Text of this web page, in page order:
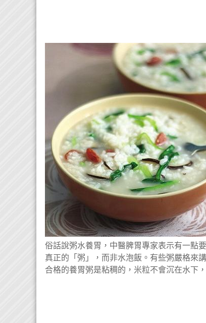
俗話說粥水養胃， 中醫脾胃專家表示有一點
真正的「粥」，而非水泡飯。有些粥嚴格來
合格的養胃粥是粘稠的，米粒不會沉在水下